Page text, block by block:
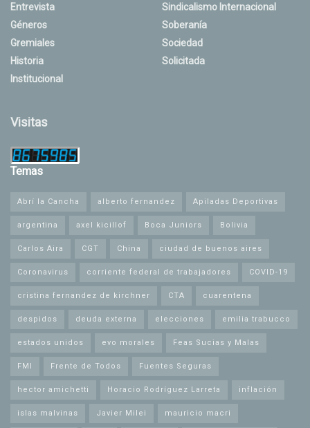
Entrevista
Géneros
Gremiales
Historia
Institucional
Sindicalismo Internacional
Soberanía
Sociedad
Solicitada
Visitas
Temas
Abrí la Cancha alberto fernandez Apiladas Deportivas
argentina axel kicillof Boca Juniors Bolivia
Carlos Aira CGT China ciudad de buenos aires
Coronavirus corriente federal de trabajadores COVID-19
cristina fernandez de kirchner CTA cuarentena
despidos deuda externa elecciones emilia trabucco
estados unidos evo morales Feas Sucias y Malas
FMI Frente de Todos Fuentes Seguras
hector amichetti Horacio Rodríguez Larreta inflación
islas malvinas Javier Milei mauricio macri